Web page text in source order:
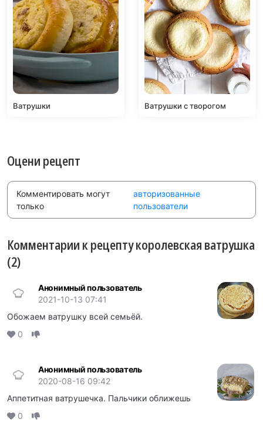
Ватрушки Ватрушки с творогом
Оцени рецепт
Комментировать могут
только
авторизованные
пользователи
Комментарии к рецепту королевская ватрушка
(2)
Анонимный пользователь
2021-10-13 07:41
Обожаем ватрушку всей семьёй.
0
Анонимный пользователь
2020-08-16 09:42
Аппетитная ватрушечка. Пальчики оближешь
0